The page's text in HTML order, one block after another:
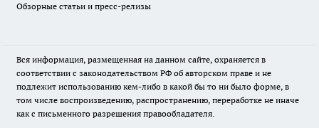
Обзорные статьи и пресс-релизы
Вся информация, размещенная на данном сайте, охраняется в
соответствии с законодательством РФ об авторском праве и не
подлежит использованию кем-либо в какой бы то ни было форме, в
том числе воспроизведению, распространению, переработке не иначе
как с письменного разрешения правообладателя.